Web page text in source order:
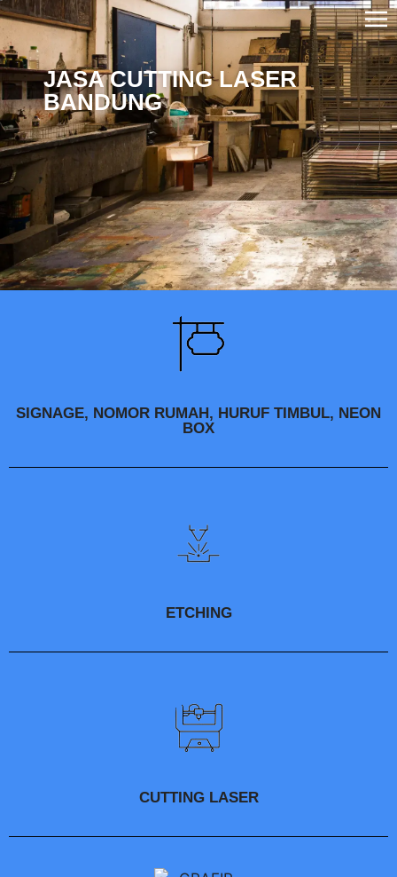
JASA CUTTING LASER
BANDUNG
SIGNAGE, NOMOR RUMAH, HURUF TIMBUL, NEON
BOX
ETCHING
CUTTING LASER